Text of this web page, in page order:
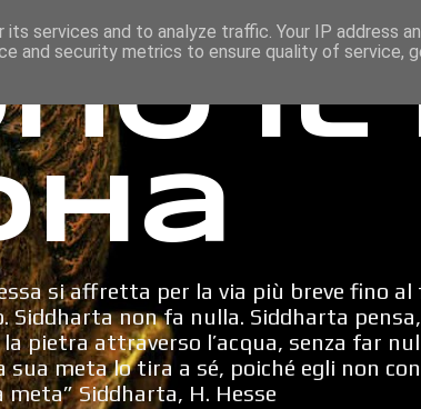
il
si affretta per la via più breve fino al
non fa nulla. Siddharta
pietra attraverso l’acqua, senza far
sua meta lo tira a sé, poiché egli non
Siddharta, H. Hesse
services and to analyze traffic. Your IP address
and security metrics to ensure quality of service,